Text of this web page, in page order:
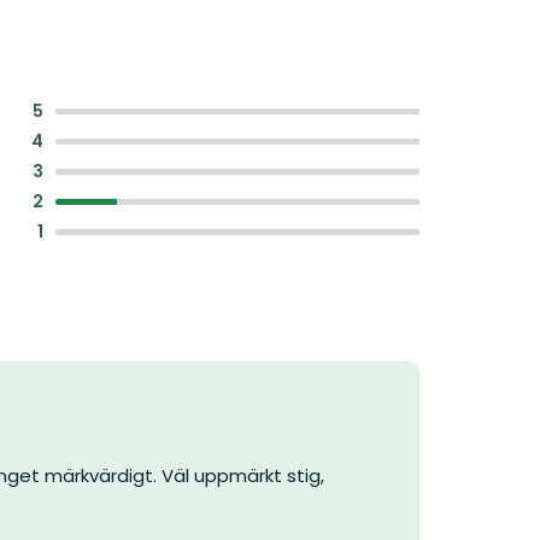
5
4
3
2
1
märkvärdigt. Väl uppmärkt stig,